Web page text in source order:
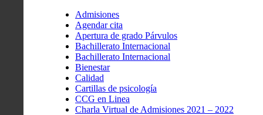
Admisiones
Agendar cita
Apertura de grado Párvulos
Bachillerato Internacional
Bachillerato Internacional
Bienestar
Calidad
Cartillas de psicología
CCG en Linea
Charla Virtual de Admisiones 2021 – 2022